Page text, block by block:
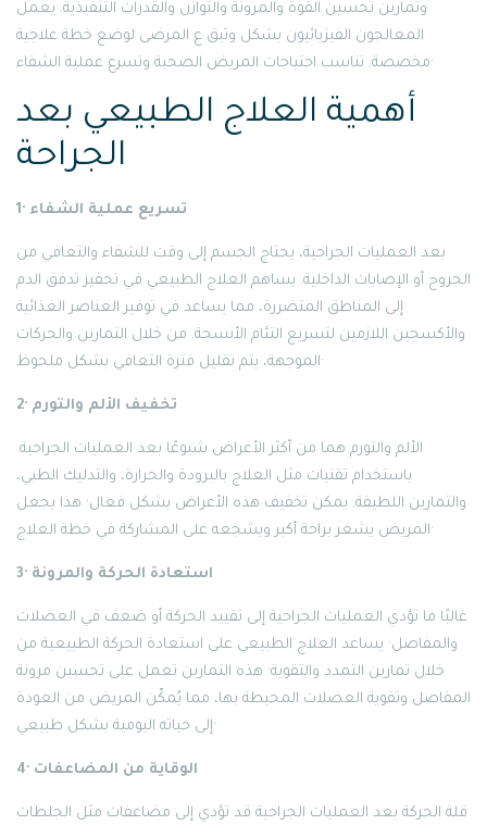
وتمارين تحسين القوة والمرونة والتوازن والقدرات التنفيذية. يعمل
المعالجون الفيزيائيون بشكل وثيق ع المرضى لوضع خطة علاجية
مخصصة. تناسب احتياجات المريض الصحية وتسرع عملية الشفاء·
أهمية العلاج الطبيعي بعد
الجراحة
1· تسريع عملية الشفاء
بعد العمليات الجراحية، يحتاج الجسم إلى وقت للشفاء والتعافي من
الجروح أو الإصابات الداخلية. يساهم العلاج الطبيعي في تحفيز تدفق الدم
إلى المناطق المتضررة، مما يساعد في توفير العناصر الغذائية
والأكسجين اللازمين لتسريع التئام الأنسجة. من خلال التمارين والحركات
الموجهة، يتم تقليل فترة التعافي بشكل ملحوظ·
2· تخفيف الألم والتورم
الألم والتورم هما من أكثر الأعراض شيوعًا بعد العمليات الجراحية.
باستخدام تقنيات مثل العلاج بالبرودة والحرارة، والتدليك الطبي،
والتمارين اللطيفة. يمكن تخفيف هذه الأعراض بشكل فعال· هذا يجعل
المريض يشعر براحة أكبر ويشجعه على المشاركة في خطة العلاج·
3· استعادة الحركة والمرونة
غالبًا ما تؤدي العمليات الجراحية إلى تقييد الحركة أو ضعف في العضلات
والمفاصل· يساعد العلاج الطبيعي على استعادة الحركة الطبيعية من
خلال تمارين التمدد والتقوية· هذه التمارين تعمل على تحسين مرونة
المفاصل وتقوية العضلات المحيطة بها، مما يُمكّن المريض من العودة
إلى حياته اليومية بشكل طبيعي·
4· الوقاية من المضاعفات
قلة الحركة بعد العمليات الجراحية قد تؤدي إلى مضاعفات مثل الجلطات